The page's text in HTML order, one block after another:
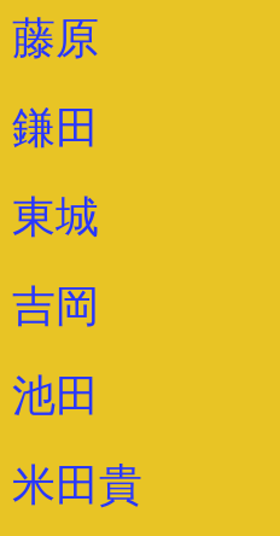
藤原
鎌田
東城
吉岡
池田
米田貴